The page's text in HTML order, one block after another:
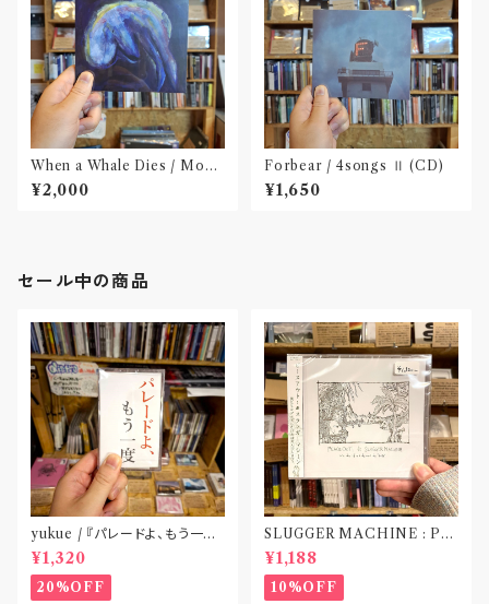
When a Whale Dies / Moby
Dick(CD)
¥2,000
Forbear / 4songs Ⅱ (CD)
¥1,650
セール中の商品
yukue / 『パレードよ、もう一度』
(TAPE)
¥1,320
20%OFF
SLUGGER MACHINE : PE
ACE OUT! / we die if we d
o not do “DIG”(SPLIT CD)
〝横浜&札幌〟
¥1,188
10%OFF